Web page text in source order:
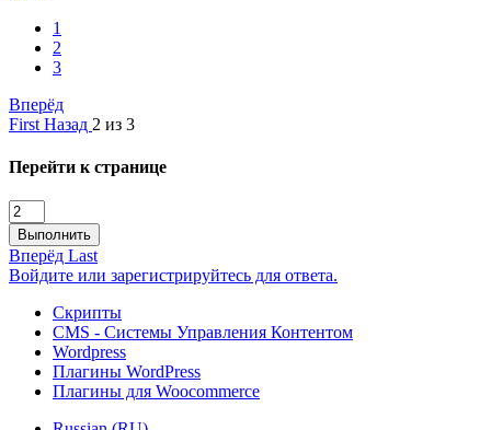
1
2
3
Вперёд
First Назад 2 из 3
Перейти к странице
Выполнить
Вперёд Last
Войдите или зарегистрируйтесь для ответа.
Скрипты
CMS - Системы Управления Контентом
Wordpress
Плагины WordPress
Плагины для Woocommerce